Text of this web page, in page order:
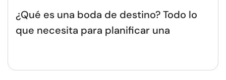
¿Qué es una boda de destino? Todo lo
que necesita para planificar una